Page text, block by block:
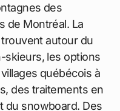
des
de Montréal. La
autour du
skieurs, les options
québécois à
des traitements en
du snowboard. Des